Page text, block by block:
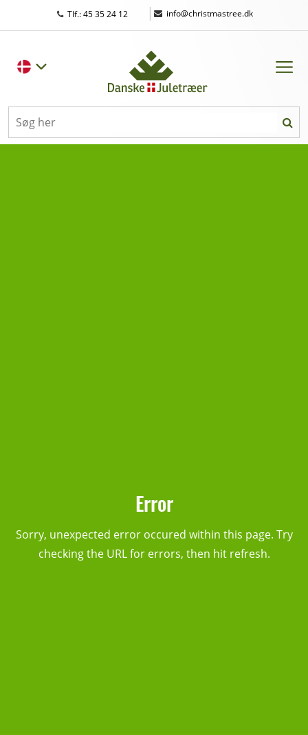
Tlf.: 45 35 24 12 | info@christmastree.dk
Error
Sorry, unexpected error occured within this page. Try
checking the URL for errors, then hit refresh.